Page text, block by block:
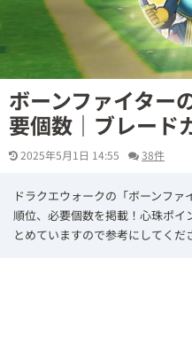
ボーンファイター
要個数｜ブレード
2025年5月1日 14:55 38件
ドラクエウォークの「ボーンフ
順位、必要個数を掲載！心珠ポイ
とめていますので参考にしてくだ